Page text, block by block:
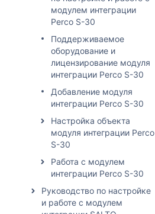
модулем интеграции
Perco S-30
Поддерживаемое
оборудование и
лицензирование модуля
интеграции Perco S-30
Добавление модуля
интеграции Perco S-30
Настройка объекта
модуля интеграции Perco
S-30
Работа с модулем
интеграции Perco S-30
Руководство по настройке
и работе с модулем